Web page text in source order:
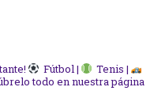
Fútbol |
Tenis |
todo en nuestra página